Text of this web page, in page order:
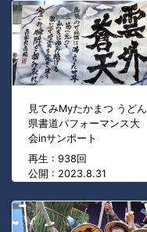
見てみMyたかまつ うどん
県書道パフォーマンス大
会inサンポート
再生 : 938回
公開 : 2023.8.31